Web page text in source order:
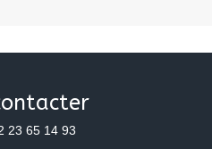
23 65 14 93